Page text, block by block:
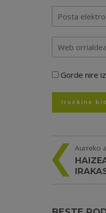
Gorde nire
Aurreko